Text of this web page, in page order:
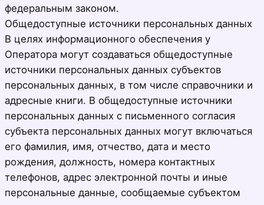
федеральным законом.
Общедоступные источники персональных данных
В целях информационного обеспечения у
Оператора могут создаваться общедоступные
источники персональных данных субъектов
персональных данных, в том числе справочники и
адресные книги. В общедоступные источники
персональных данных с письменного согласия
субъекта персональных данных могут включаться
его фамилия, имя, отчество, дата и место
рождения, должность, номера контактных
телефонов, адрес электронной почты и иные
персональные данные, сообщаемые субъектом